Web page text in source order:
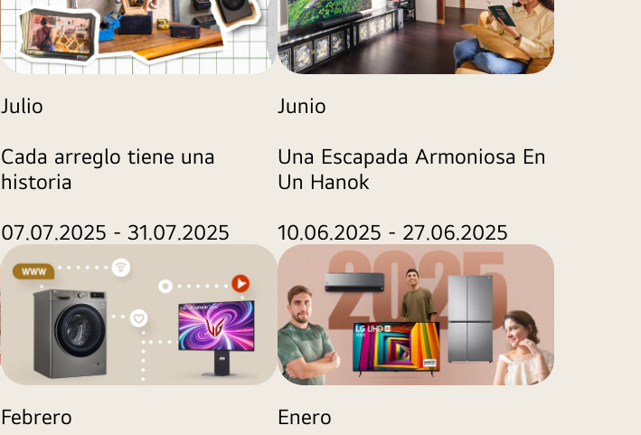
Julio
Cada arreglo tiene una
historia
07.07.2025 - 31.07.2025
Junio
Una Escapada Armoniosa En
Un Hanok
10.06.2025 - 27.06.2025
Febrero
Enero